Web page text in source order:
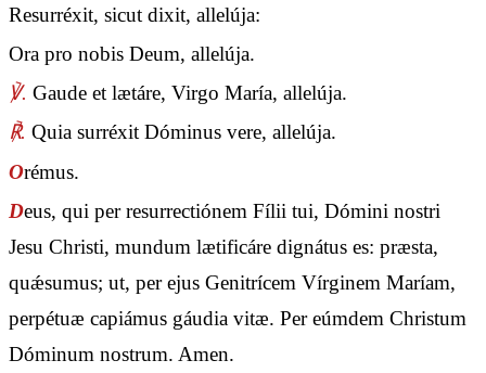
Resurréxit, sicut dixit, allelúja:
Ora pro nobis Deum, allelúja.
℣. Gaude et lætáre, Virgo María, allelúja.
℟. Quia surréxit Dóminus vere, allelúja.
Orémus.
Deus, qui per resurrectiónem Fílii tui, Dómini nostri
Jesu Christi, mundum lætificáre dignátus es: præsta,
quǽsumus; ut, per ejus Genitrícem Vírginem Maríam,
perpétuæ capiámus gáudia vitæ. Per eúmdem Christum
Dóminum nostrum. Amen.